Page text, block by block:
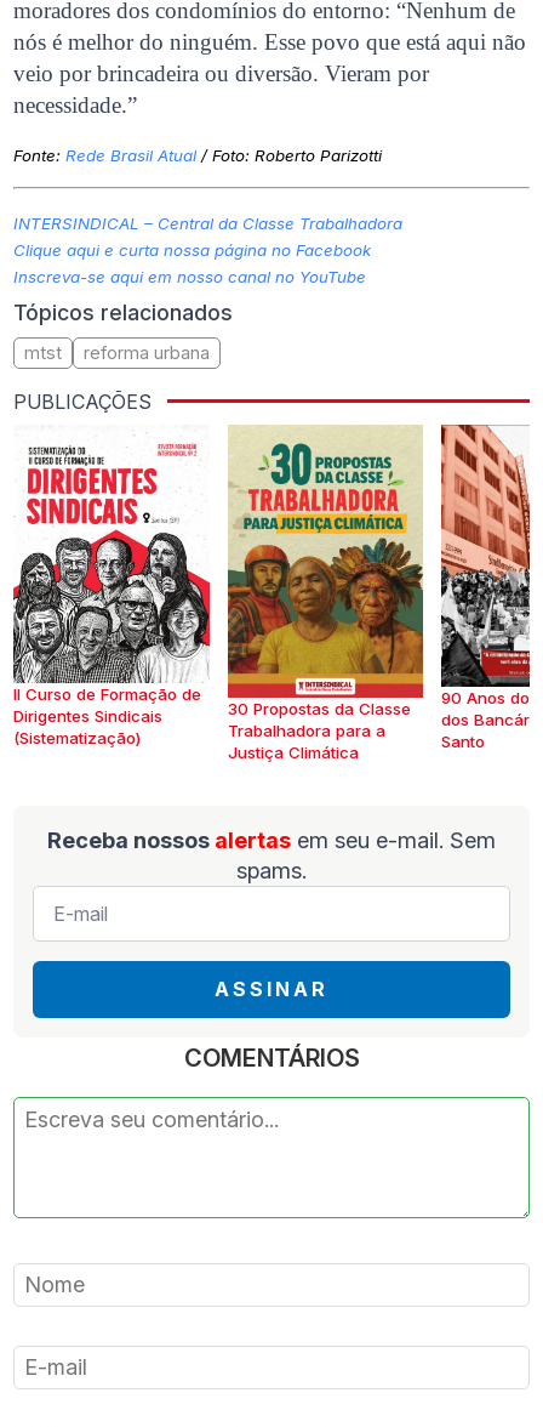
moradores dos condomínios do entorno: “Nenhum de
nós é melhor do ninguém. Esse povo que está aqui não
veio por brincadeira ou diversão. Vieram por
necessidade.”
Fonte:Rede Brasil Atual / Foto: Roberto Parizotti
INTERSINDICAL – Central da Classe Trabalhadora
Clique aqui e curta nossa página no Facebook
Inscreva-se aqui em nosso canal no YouTube
Tópicos relacionados
mtst reforma urbana
PUBLICAÇÕES
II Curso de Formação de
Dirigentes Sindicais
(Sistematização)
30 Propostas da Classe
Trabalhadora para a
Justiça Climática
90 Anos do
dos
Santo
Receba nossos alertas em seu e-mail. Sem
spams.
E-
mail
ASSINAR
COMENTÁRIOS